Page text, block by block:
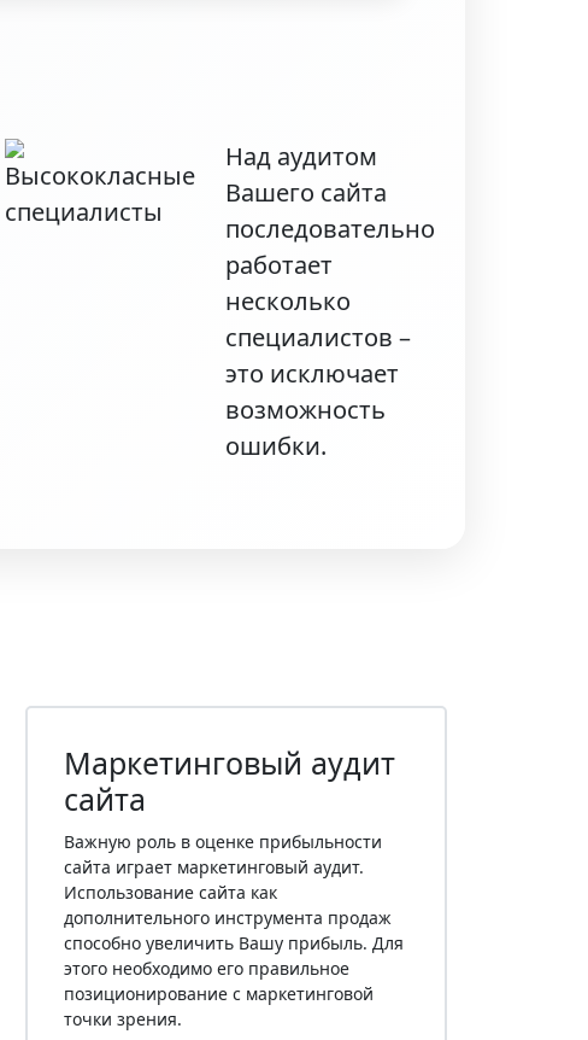
Над аудитом
Вашего сайта
последовательно
работает
несколько
специалистов –
это исключает
возможность
ошибки.
Маркетинговый аудит
сайта
Важную роль в оценке прибыльности
сайта играет маркетинговый аудит.
Использование сайта как
дополнительного инструмента продаж
способно увеличить Вашу прибыль. Для
этого необходимо его правильное
позиционирование с маркетинговой
точки зрения.